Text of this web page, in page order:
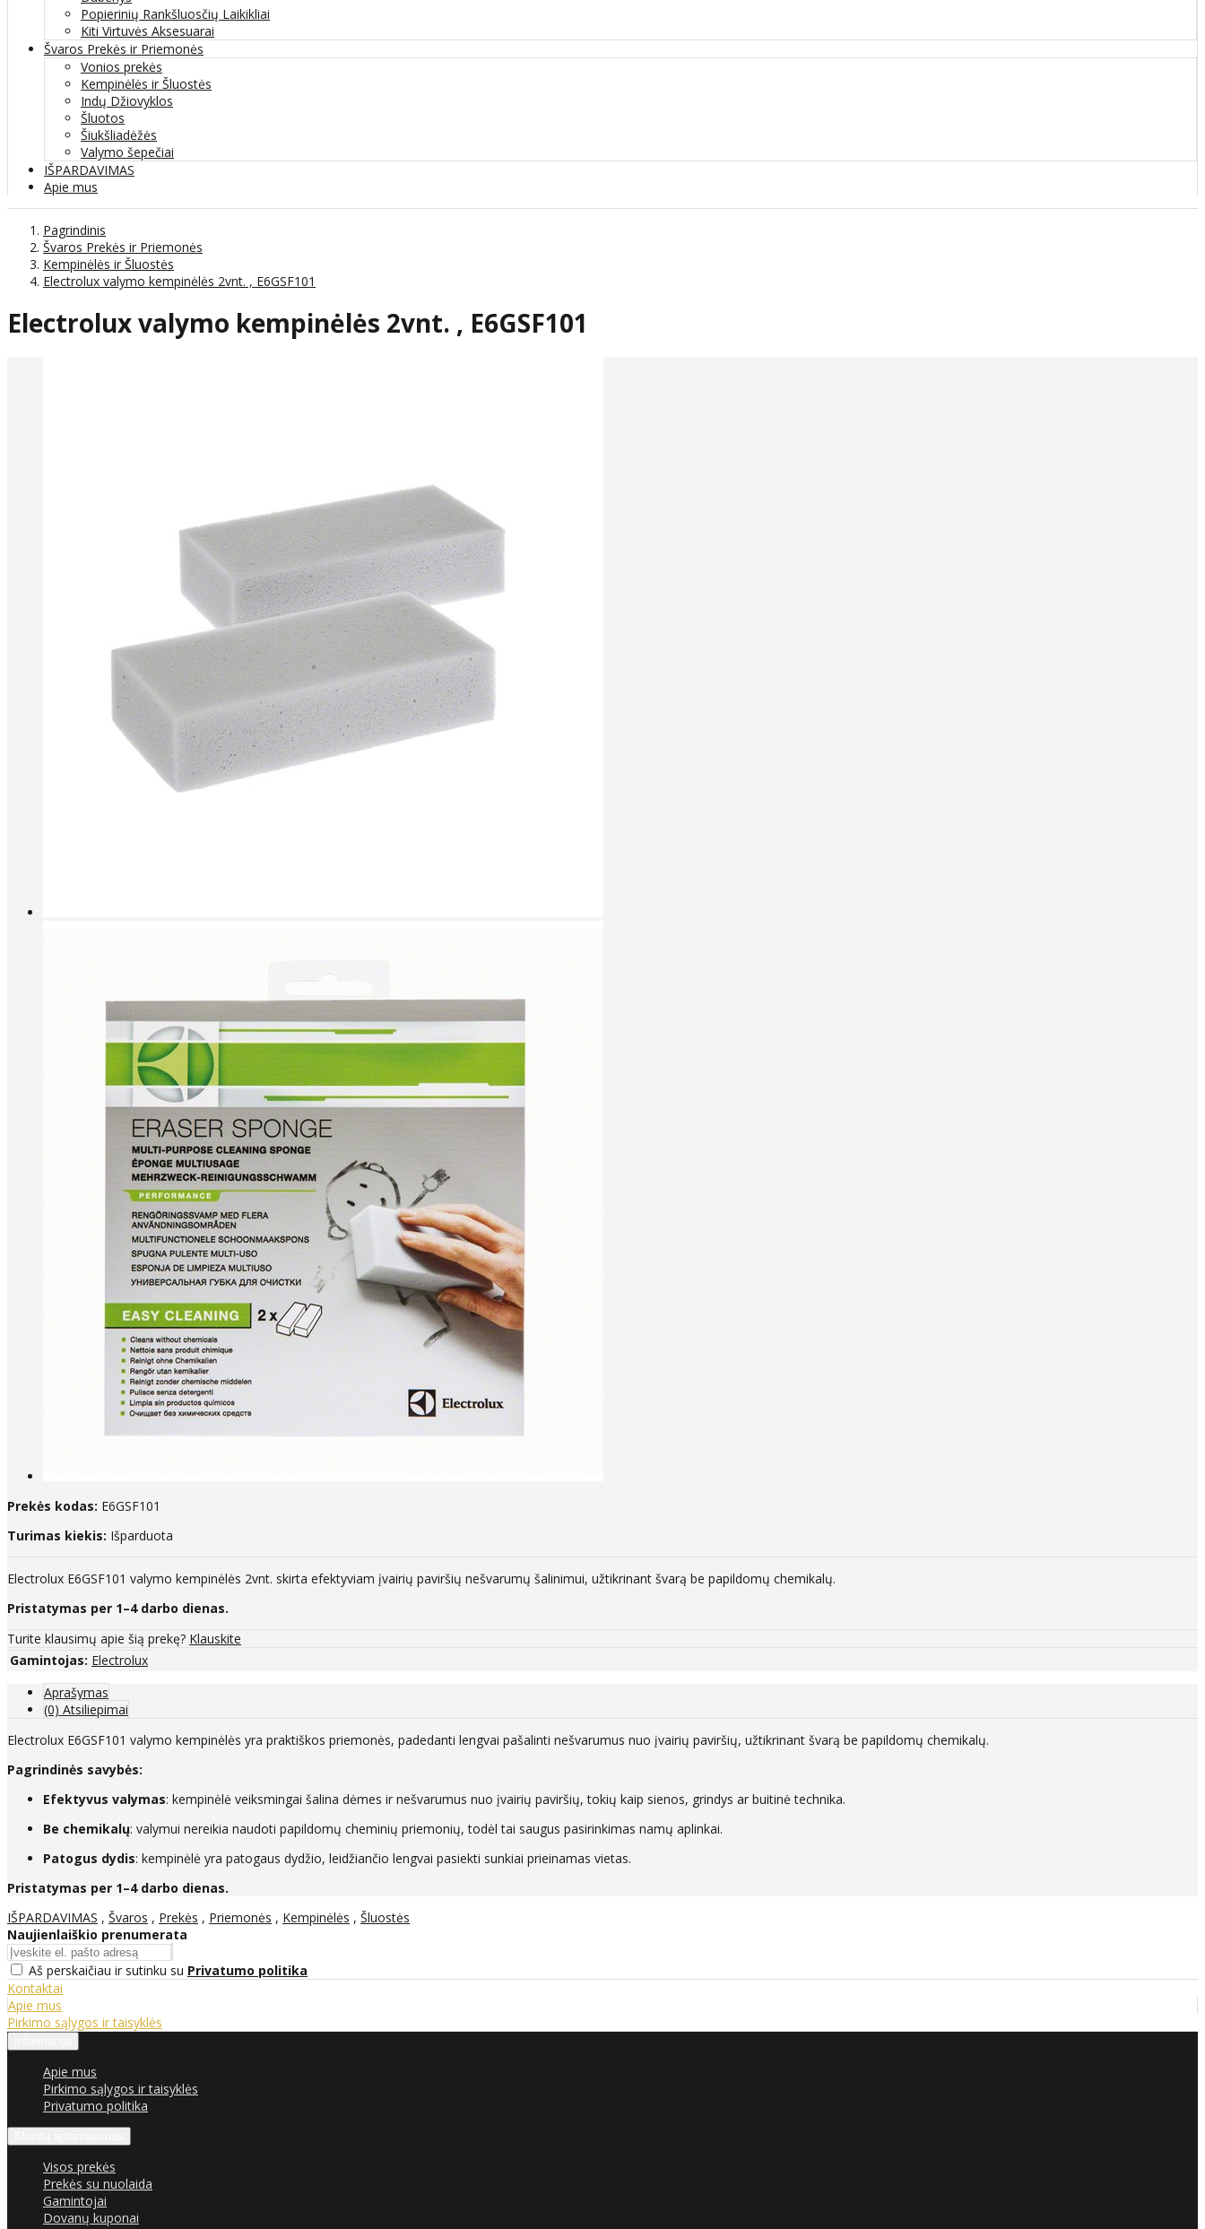
Popierinių Rankšluosčių Laikikliai
Kiti Virtuvės Aksesuarai
Švaros Prekės ir Priemonės
Vonios prekės
Kempinėlės ir Šluostės
Indų Džiovyklos
Šluotos
Šiukšliadėžės
Valymo šepečiai
IŠPARDAVIMAS
Apie mus
Pagrindinis
Švaros Prekės ir Priemonės
Kempinėlės ir Šluostės
Electrolux valymo kempinėlės 2vnt. , E6GSF101
Electrolux valymo kempinėlės 2vnt. , E6GSF101
Prekės kodas: E6GSF101
Turimas kiekis: Išparduota
Electrolux E6GSF101 valymo kempinėlės 2vnt. skirta efektyviam įvairių paviršių nešvarumų šalinimui, užtikrinant švarą be papildomų chemikalų.​
Pristatymas per 1–4 darbo dienas.
Turite klausimų apie šią prekę? Klauskite
Gamintojas: Electrolux
Aprašymas
(0) Atsiliepimai
Electrolux E6GSF101 valymo kempinėlės yra praktiškos priemonės, padedanti lengvai pašalinti nešvarumus nuo įvairių paviršių, užtikrinant švarą be papildomų chemikalų.​
Pagrindinės savybės:
Efektyvus valymas: kempinėlė veiksmingai šalina dėmes ir nešvarumus nuo įvairių paviršių, tokių kaip sienos, grindys ar buitinė technika.​
Be chemikalų: valymui nereikia naudoti papildomų cheminių priemonių, todėl tai saugus pasirinkimas namų aplinkai.​
Patogus dydis: kempinėlė yra patogaus dydžio, leidžiančio lengvai pasiekti sunkiai prieinamas vietas.​
Pristatymas per 1–4 darbo dienas.
IŠPARDAVIMAS , Švaros , Prekės , Priemonės , Kempinėlės , Šluostės
Naujienlaiškio prenumerata
Aš perskaičiau ir sutinku su Privatumo politika
Kontaktai
Apie mus
Pirkimo sąlygos ir taisyklės
Apie mus
Pirkimo sąlygos ir taisyklės
Privatumo politika
Visos prekės
Prekės su nuolaida
Gamintojai
Dovanų kuponai